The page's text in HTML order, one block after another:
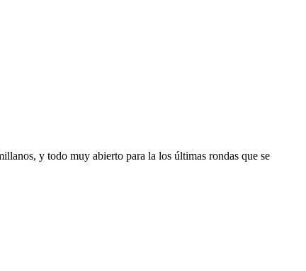
y todo muy abierto para la los últimas rondas que se